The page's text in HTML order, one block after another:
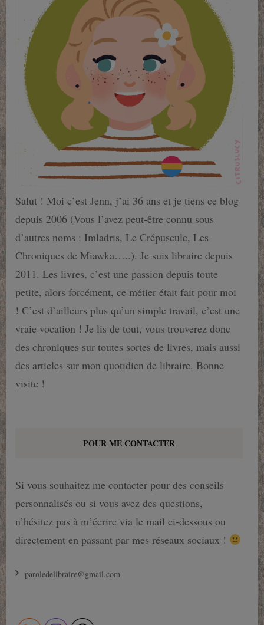
Salut ! Moi c’est Jenn, j’ai 36 ans et je tiens ce blog
depuis 2006 (Vous l’avez peut-être connu sous
d’autres noms : Imladris, Le Crépuscule, Les
Chroniques de Miawka…..). Je suis libraire depuis
2011. Les livres, c’est une passion depuis toute
petite, alors forcément, ce métier était fait pour moi
! C’est d’ailleurs plus qu’un simple travail, c’est une
vraie vocation ! Je lis de tout, vous trouverez donc
des chroniques sur toutes sortes de livres, mais aussi
des articles sur mon quotidien de libraire. Bonne
visite !
POUR ME CONTACTER
Si vous souhaitez me contacter pour des conseils
personnalisés ou si vous avez des questions,
n’hésitez pas à m’écrire via le mail ci-dessous ou
directement en passant par mes réseaux sociaux !
paroledelibraire@gmail.com